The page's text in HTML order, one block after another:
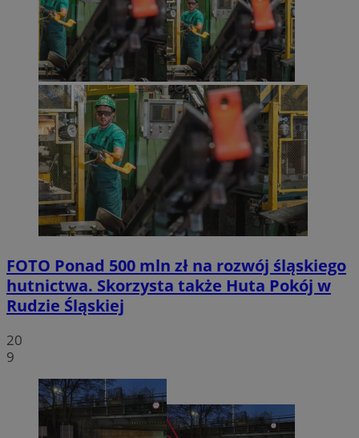
FOTO Ponad 500 mln zł na rozwój śląskiego
hutnictwa. Skorzysta także Huta Pokój w
Rudzie Śląskiej
20
9